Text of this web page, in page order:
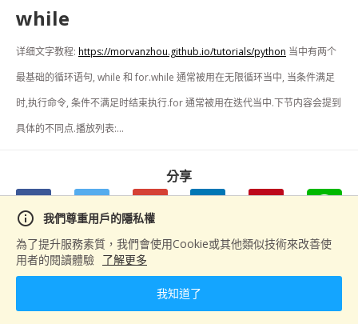
info
我們尊重用戶的隱私權
為了提升服務素質，我們會使用Cookie或其他類似技術來改善使
用者的閱讀體驗 了解更多
我知道了
while
详细文字教程: https://morvanzhou.github.io/tutorials/python 当中有两个
最基础的循环语句, while 和 for.while 通常被用在无限循环当中, 当条件满足
时,执行命令, 条件不满足时结束执行.for 通常被用在迭代当中.下节内容会提到
具体的不同点.播放列表:...
分享